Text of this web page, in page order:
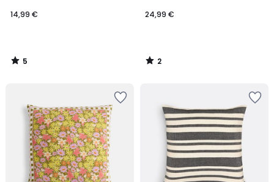
14,99 €
5
/
24,99 €
2
/